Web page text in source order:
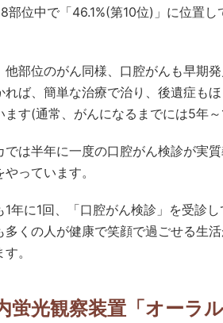
部位中で「46.1%(第10位)」に位置
他部位のがん同様、口腔がんも早期
れば、簡単な治療で治り、後遺症も
ます(通常、がんになるまでには5年～
では半年に一度の口腔がん検診が実
っています。
1年に1回、「口腔がん検診」を受診
多くの人が健康で笑顔で過ごせる生
。
蛍光観察装置「オーラル